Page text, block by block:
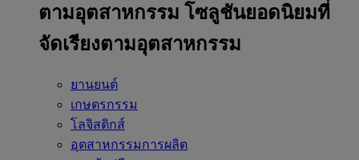
ตามอุตสาหกรรม โซลูชันยอดนิยมที่
จัดเรียงตามอุตสาหกรรม
ยานยนต์
เกษตรกรรม
โลจิสติกส์
อุตสาหกรรมการผลิต